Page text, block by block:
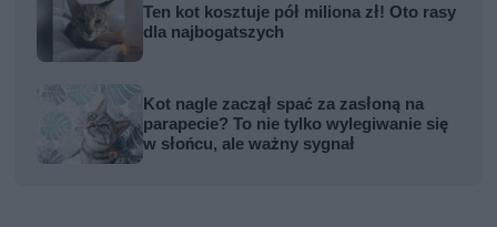
Ten kot kosztuje pół miliona zł! Oto rasy
dla najbogatszych
Kot nagle zaczął spać za zasłoną na
parapecie? To nie tylko wylegiwanie się
w słońcu, ale ważny sygnał